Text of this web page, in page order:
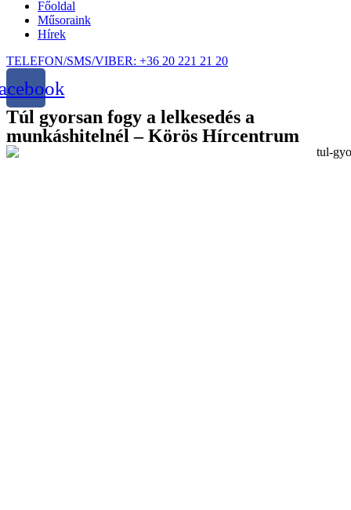
Főoldal
Műsoraink
Hírek
TELEFON/SMS/VIBER: +36 20 221 21 20
Túl gyorsan fogy a lelkesedés a
munkáshitelnél – Körös Hírcentrum